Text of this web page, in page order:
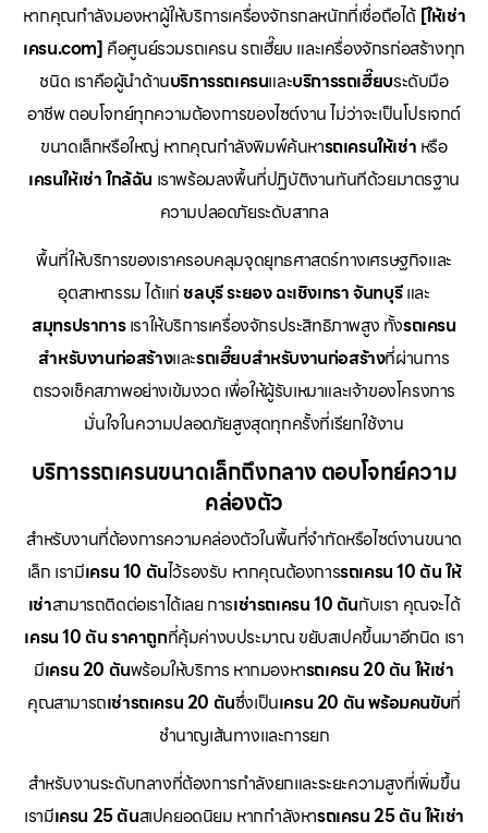
หากคุณกำลังมองหาผู้ให้บริการเครื่องจักรกลหนักที่เชื่อถือได้ [ให้เช่า
เครน.com] คือศูนย์รวมรถเครน รถเฮี๊ยบ และเครื่องจักรก่อสร้างทุก
ชนิด เราคือผู้นำด้านบริการรถเครนและบริการรถเฮี๊ยบระดับมือ
อาชีพ ตอบโจทย์ทุกความต้องการของไซต์งาน ไม่ว่าจะเป็นโปรเจกต์
ขนาดเล็กหรือใหญ่ หากคุณกำลังพิมพ์ค้นหารถเครนให้เช่า หรือ
เครนให้เช่าใกล้ฉัน เราพร้อมลงพื้นที่ปฏิบัติงานทันทีด้วยมาตรฐาน
ความปลอดภัยระดับสากล
พื้นที่ให้บริการของเราครอบคลุมจุดยุทธศาสตร์ทางเศรษฐกิจและ
อุตสาหกรรม ได้แก่ชลบุรีระยองฉะเชิงเทราจันทบุรีและ
สมุทรปราการเราให้บริการเครื่องจักรประสิทธิภาพสูง ทั้งรถเครน
สำหรับงานก่อสร้างและรถเฮี๊ยบสำหรับงานก่อสร้างที่ผ่านการ
ตรวจเช็คสภาพอย่างเข้มงวด เพื่อให้ผู้รับเหมาและเจ้าของโครงการ
มั่นใจในความปลอดภัยสูงสุดทุกครั้งที่เรียกใช้งาน
บริการรถเครนขนาดเล็กถึงกลาง ตอบโจทย์ความ
คล่องตัว
สำหรับงานที่ต้องการความคล่องตัวในพื้นที่จำกัดหรือไซต์งานขนาด
เล็ก เรามีเครน 10 ตันไว้รองรับ หากคุณต้องการรถเครน 10 ตัน ให้
เช่าสามารถติดต่อเราได้เลย การเช่ารถเครน 10 ตันกับเรา คุณจะได้
เครน 10 ตัน ราคาถูกที่คุ้มค่างบประมาณ ขยับสเปคขึ้นมาอีกนิด เรา
มีเครน 20 ตันพร้อมให้บริการ หากมองหารถเครน 20 ตัน ให้เช่า
คุณสามารถเช่ารถเครน 20 ตันซึ่งเป็นเครน 20 ตัน พร้อมคนขับที่
ชำนาญเส้นทางและการยก
สำหรับงานระดับกลางที่ต้องการกำลังยกและระยะความสูงที่เพิ่มขึ้น
เรามีเครน 25 ตันสเปคยอดนิยม หากกำลังหารถเครน 25 ตัน ให้เช่า